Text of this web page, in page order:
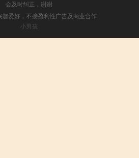
会及时纠正，谢谢
趣爱好，不接盈利性广告及商业合作
小男孩